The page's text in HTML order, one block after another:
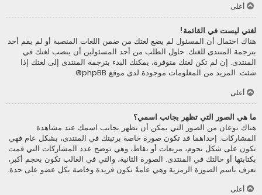
أعلى
لغتي ليست في القائمة!
هناك احتمال أن المسئول لم يضع لغتك من ضمن اللغات المنصبة أو لم يقم أحد
بترجمة المنتدى للغتك. حاول الطلب من أحد المسئولين أن ينصب لغتك في
المنتدى. إن لم تكن لغتك متوفرة، يمكنك البدء بترجمة المنتدى إلى لغتك إذا
شئت. المزيد من المعلومات موجودة لدى موقع phpBB
®.
أعلى
ما هي الصور التي تظهر بجانب اسمي؟
هناك نوعان من الصور التي يمكن أن تظهر بجانب اسمك عند مشاهدة
المشاركات. إحداهما قد تكون صورة خاصة برتبتك في المنتدى، بشكل عام فهي
تكون على شكل نجوم، مربعات أو نقاط، وهي توضح عدد المشاركات التي قمت
بكتابتها أو حالتك في المنتدى. الصورة الثانية، والتي في الغالب تكون بحجم أكبر،
تعرف باسم الصورة الرمزية وهي عامةً تكون فريدة وخاصة بكل عضو على حدة.
أعلى